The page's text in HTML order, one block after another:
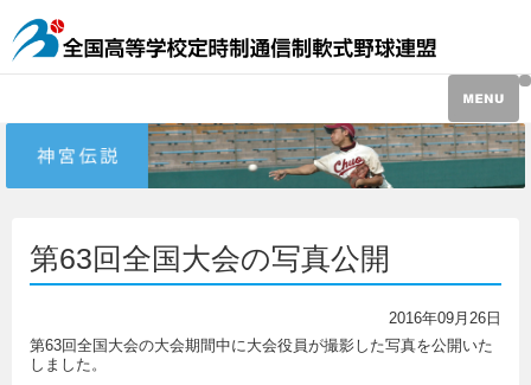
第63回全国大会の写真公開
2016年09月26日
第63回全国大会の大会期間中に大会役員が撮影した写真を公開いた
しました。